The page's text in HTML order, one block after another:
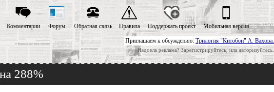
Приглашаем к обсуждению: Трилогия "Китобои" А. Вахова.
Надоела реклама? Зарегистрируйтесь, или авторизуйтесь.
Комментарии Форум Обратная связь Правила Поддержать проект Мобильная версия
288%